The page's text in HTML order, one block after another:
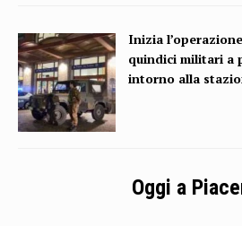
Inizia
quindici militari a
intorno alla
Oggi a